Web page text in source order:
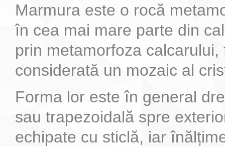
Marmura este o rocă
în cea mai mare parte din
prin metamorfoza calcarului,
considerată un mozaic al
Forma lor este în general
sau trapezoidală spre
echipate cu sticlă, iar